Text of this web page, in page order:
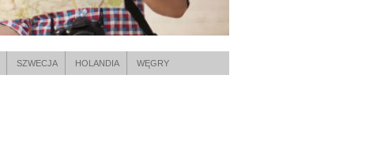
SZWECJA HOLANDIA WĘGRY